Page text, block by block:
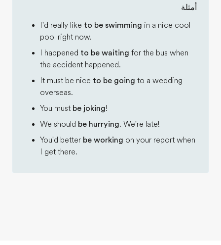
أمثلة
I'd really like to be swimming in a nice cool
pool right now.
I happened to be waiting for the bus when
the accident happened.
It must be nice to be going to a wedding
overseas.
You must be joking!
We should be hurrying. We're late!
You'd better be working on your report when
I get there.